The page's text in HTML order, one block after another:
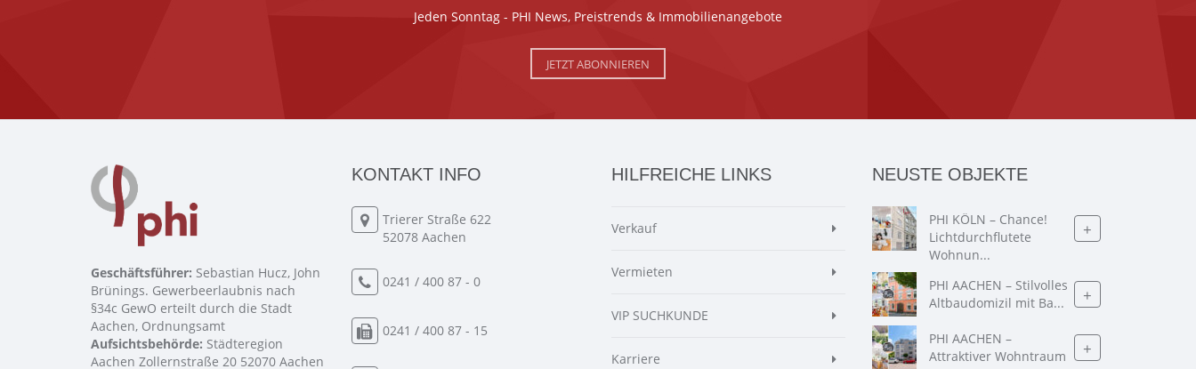
Jeden Sonntag - PHI News, Preistrends & Immobilienangebote
JETZT ABONNIEREN
Geschäftsführer: Sebastian Hucz, John
Brünings. Gewerbeerlaubnis nach
§34c GewO erteilt durch die Stadt
Aachen, Ordnungsamt
Aufsichtsbehörde: Städteregion
Aachen Zollernstraße 20 52070 Aachen
KONTAKT INFO
Trierer Straße 622
52078 Aachen
0241 / 400 87 - 0
0241 / 400 87 - 15
HILFREICHE LINKS
Verkauf
Vermieten
VIP SUCHKUNDE
Karriere
NEUSTE OBJEKTE
PHI KÖLN – Chance!
Lichtdurchflutete
Wohnun...
+
PHI AACHEN – Stilvolles
Altbaudomizil mit Ba...
+
PHI AACHEN –
Attraktiver Wohntraum
+